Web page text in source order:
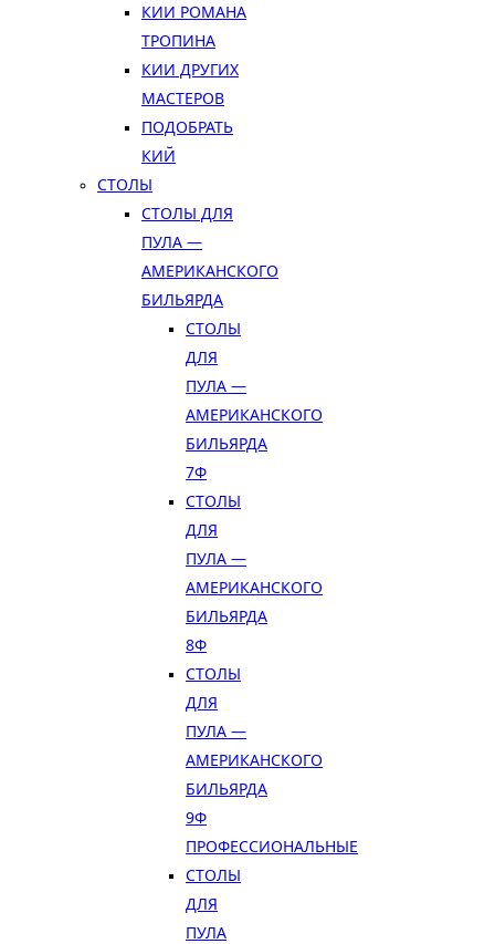
КИИ РОМАНА
ТРОПИНА
КИИ ДРУГИХ
МАСТЕРОВ
ПОДОБРАТЬ
КИЙ
СТОЛЫ
СТОЛЫ ДЛЯ
ПУЛА —
АМЕРИКАНСКОГО
БИЛЬЯРДА
СТОЛЫ
ДЛЯ
ПУЛА —
АМЕРИКАНСКОГО
БИЛЬЯРДА
7Ф
СТОЛЫ
ДЛЯ
ПУЛА —
АМЕРИКАНСКОГО
БИЛЬЯРДА
8Ф
СТОЛЫ
ДЛЯ
ПУЛА —
АМЕРИКАНСКОГО
БИЛЬЯРДА
9Ф
ПРОФЕССИОНАЛЬНЫЕ
СТОЛЫ
ДЛЯ
ПУЛА